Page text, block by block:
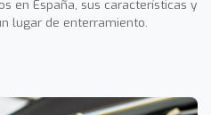
en España, sus características y
lugar de enterramiento.